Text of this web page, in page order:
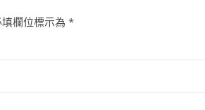
欄位標示為 *